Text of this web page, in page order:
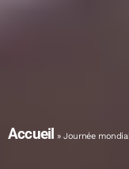
Accueil »Journée